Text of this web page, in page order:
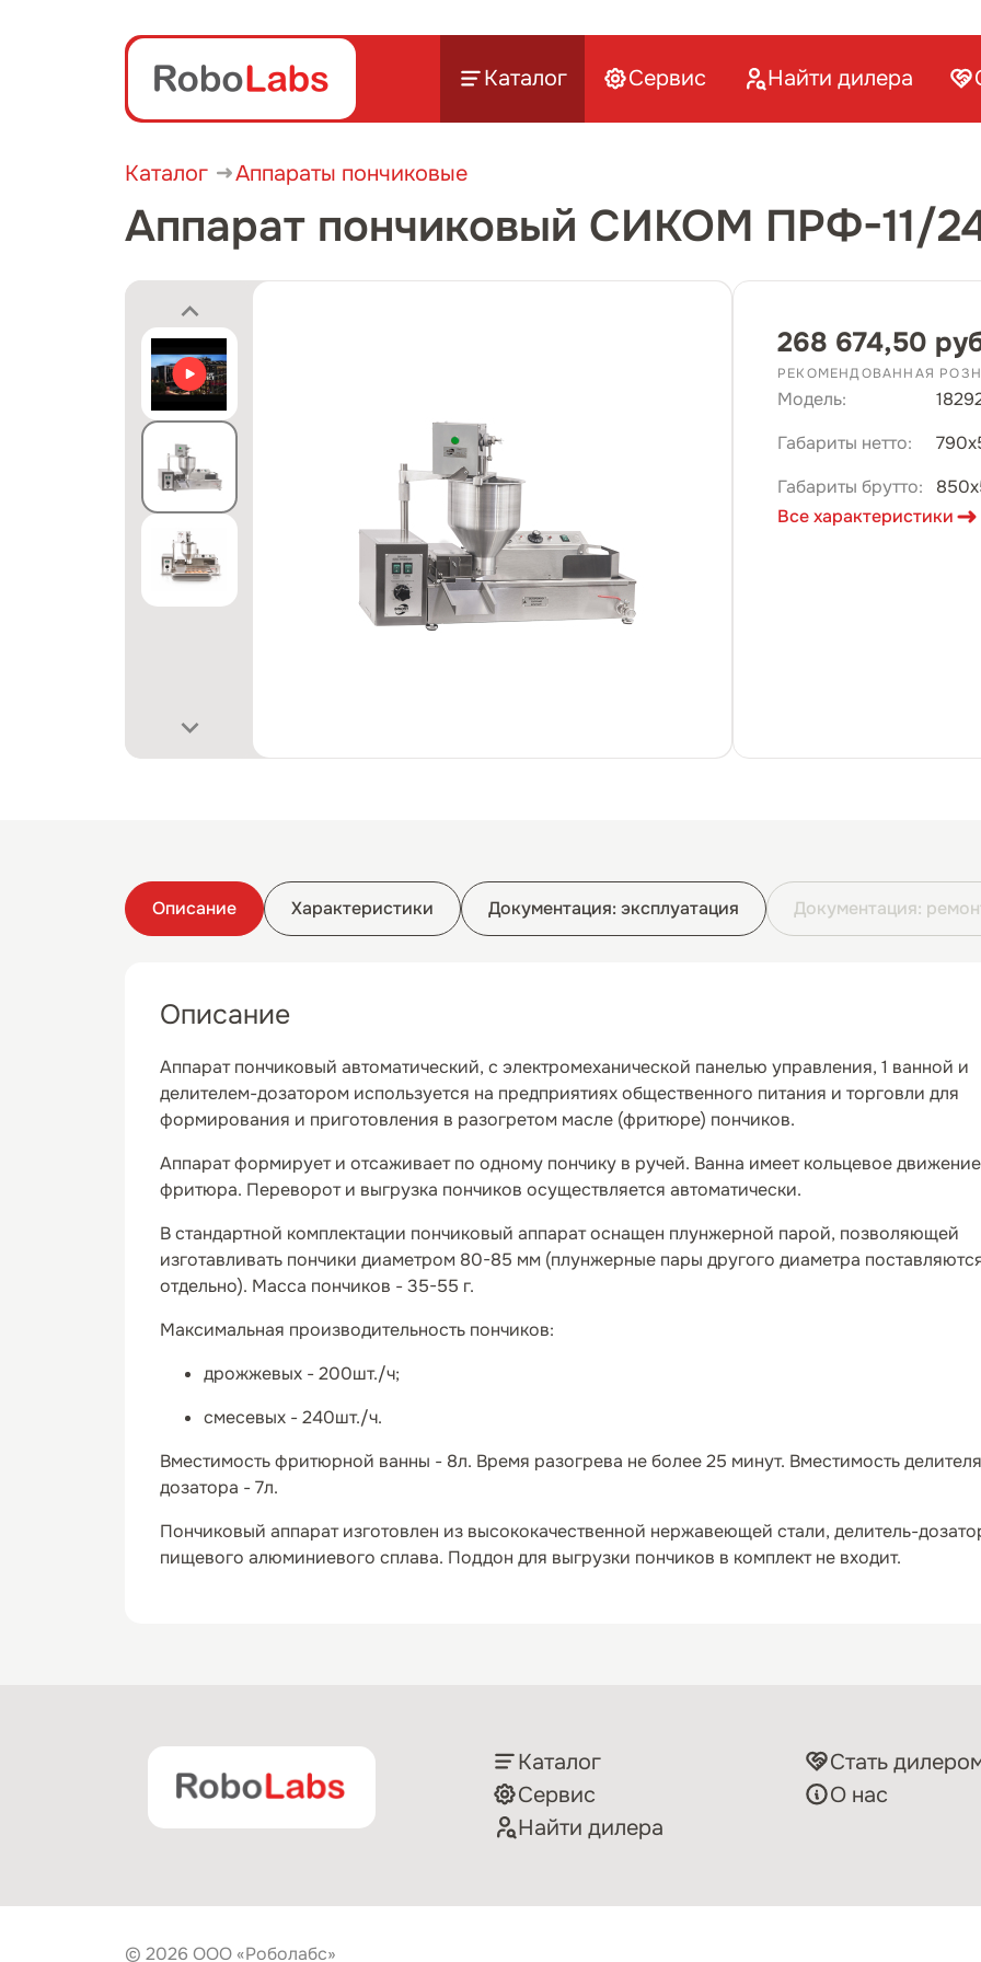
Каталог Сервис Найти дилера
Каталог Аппараты пончиковые
Аппарат пончиковый СИКОМ ПРФ-11/
268 674,50
РЕКОМЕНДОВАННАЯ
Модель:
Габариты нетто:
Габариты брутто:
Все характеристики
Описание Характеристики Документация: эксплуатация Документация:
Описание
Аппарат пончиковый автоматический, с электромеханической панелью управления, 1 ванной и
делителем-дозатором используется на предприятиях общественного питания и торговли для
формирования и приготовления в разогретом масле (фритюре) пончиков.
Аппарат формирует и отсаживает по одному пончику в ручей. Ванна имеет кольцевое движение
фритюра. Переворот и выгрузка пончиков осуществляется автоматически.
В стандартной комплектации пончиковый аппарат оснащен плунжерной парой, позволяющей
изготавливать пончики диаметром 80-85 мм (плунжерные пары другого диаметра
отдельно). Масса пончиков - 35-55 г.
Максимальная производительность пончиков:
дрожжевых - 200шт./ч;
смесевых - 240шт./ч.
Вместимость фритюрной ванны - 8л. Время разогрева не более 25 минут. Вместимость
дозатора - 7л.
Пончиковый аппарат изготовлен из высококачественной нержавеющей стали, делитель-
пищевого алюминиевого сплава. Поддон для выгрузки пончиков в комплект не входит.
Каталог
Сервис
Найти дилера
Стать
О нас
© 2026 ООО «Роболабс»